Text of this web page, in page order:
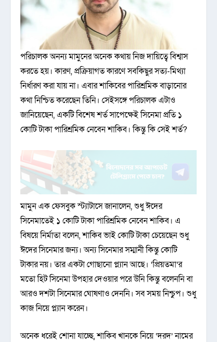
পরিচালক অনন্য মামুনের অনেক কথায় নিজ দায়িত্বে বিশ্বাস
করতে হয়। কারণ, প্রক্রিয়াগত কারণে সবকিছুর সত্য-মিথ্যা
নির্ধারণ করা যায় না। এবার শাকিবের পারিশ্রমিক বাড়ানোর
কথা নিশ্চিত করেছেন তিনি। সেইসঙ্গে পরিচালক এটাও
জানিয়েছেন, একটি বিশেষ শর্ত সাপেক্ষেই সিনেমা প্রতি ১
কোটি টাকা পারিশ্রমিক নেবেন শাকিব। কিন্তু কি সেই শর্ত?
মামুন এক ফেসবুক স্ট্যাটাসে জানালেন, শুধু ঈদের
সিনেমাতেই ১ কোটি টাকা পারিশ্রমিক নেবেন শাকিব। এ
বিষয়ে নির্মাতা বলেন, শাকিব ভাই কোটি টাকা চেয়েছেন শুধু
ঈদের সিনেমার জন্য। অন্য সিনেমার সম্মানী কিন্তু কোটি
টাকার নয়। তার একটা গোছানো প্ল্যান আছে। ‘প্রিয়তমা’র
মতো হিট সিনেমা উপহার দেওয়ার পরে উনি কিন্তু বলেননি বা
আরও দশটা সিনেমার ঘোষণাও দেননি। সব সময় নিশ্চুপ। শুধু
কাজ নিয়ে প্ল্যান করেন।
অনেক ধরেই শোনা যাচ্ছে, শাকিব খানকে নিয়ে ‘দরদ’ নামের